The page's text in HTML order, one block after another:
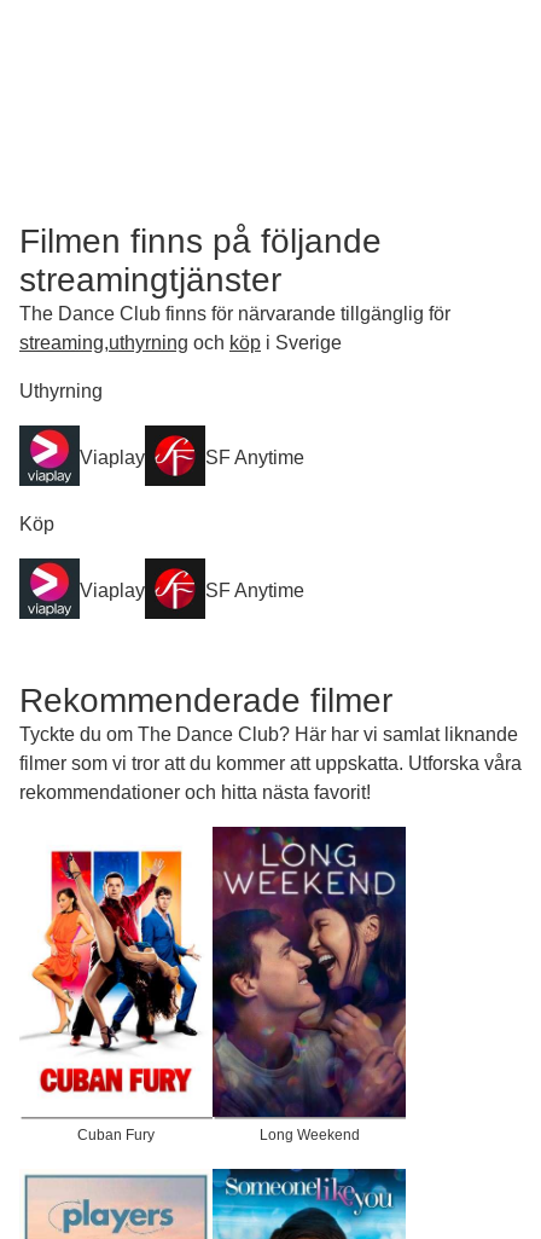
Filmen finns på följande
streamingtjänster
The Dance Club finns för närvarande tillgänglig för
streaming,uthyrning och köp i Sverige
Uthyrning
Viaplay SF Anytime
Köp
Viaplay SF Anytime
Rekommenderade filmer
Tyckte du om The Dance Club? Här har vi samlat liknande
filmer som vi tror att du kommer att uppskatta. Utforska våra
rekommendationer och hitta nästa favorit!
Cuban Fury Long Weekend